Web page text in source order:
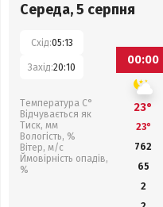
Середа, 5 серпня
Схід:05:13
Захід:20:10
Температура С°
Відчувається як
Тиск, мм
Вологість, %
Вітер, м/с
Ймовірність опадів,
%
00:00
23°
23°
762
65
2